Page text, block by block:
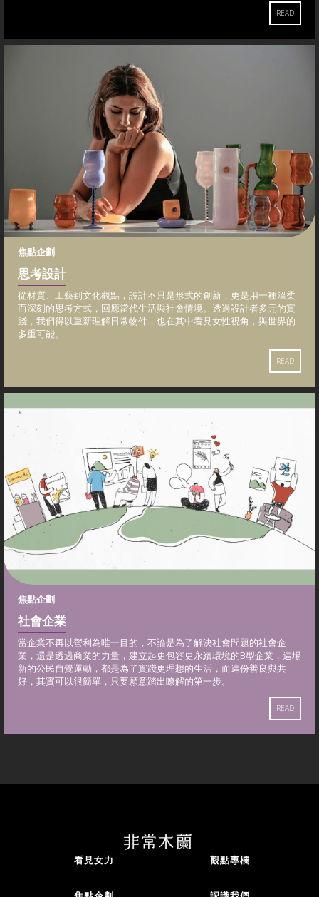
READ
焦點企劃
思考設計
從材質、工藝到文化觀點，設計不只是形式的創新，更是用一種溫柔
而深刻的思考方式，回應當代生活與社會情境。透過設計者多元的實
踐，我們得以重新理解日常物件，也在其中看見女性視角，與世界的
多重可能。
READ
焦點企劃
社會企業
當企業不再以營利為唯一目的，不論是為了解決社會問題的社會企
業，還是透過商業的力量，建立起更包容更永續環境的B型企業，這場
新的公民自覺運動，都是為了實踐更理想的生活，而這份善良與共
好，其實可以很簡單，只要願意踏出瞭解的第一步。
READ
看見女力 觀點專欄